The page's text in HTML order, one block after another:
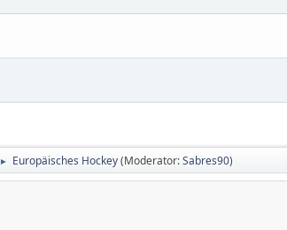
► Europäisches Hockey(Moderator:Sabres90)